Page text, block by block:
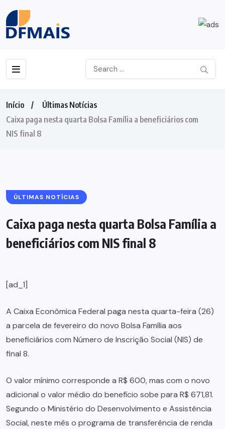
Início
Últimas Notícias
Caixa paga nesta quarta Bolsa Família a beneficiários com
NIS final 8
ÚLTIMAS NOTÍCIAS
Caixa paga nesta quarta Bolsa Família a
beneficiários com NIS final 8
[ad_1]
A Caixa Econômica Federal paga nesta quarta-feira (26)
a parcela de fevereiro do novo Bolsa Família aos
beneficiários com Número de Inscrição Social (NIS) de
final 8.
O valor mínimo corresponde a R$ 600, mas com o novo
adicional o valor médio do benefício sobe para R$ 671,81.
Segundo o Ministério do Desenvolvimento e Assistência
Social, neste mês o programa de transferência de renda